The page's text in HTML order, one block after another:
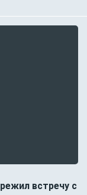
встречу с